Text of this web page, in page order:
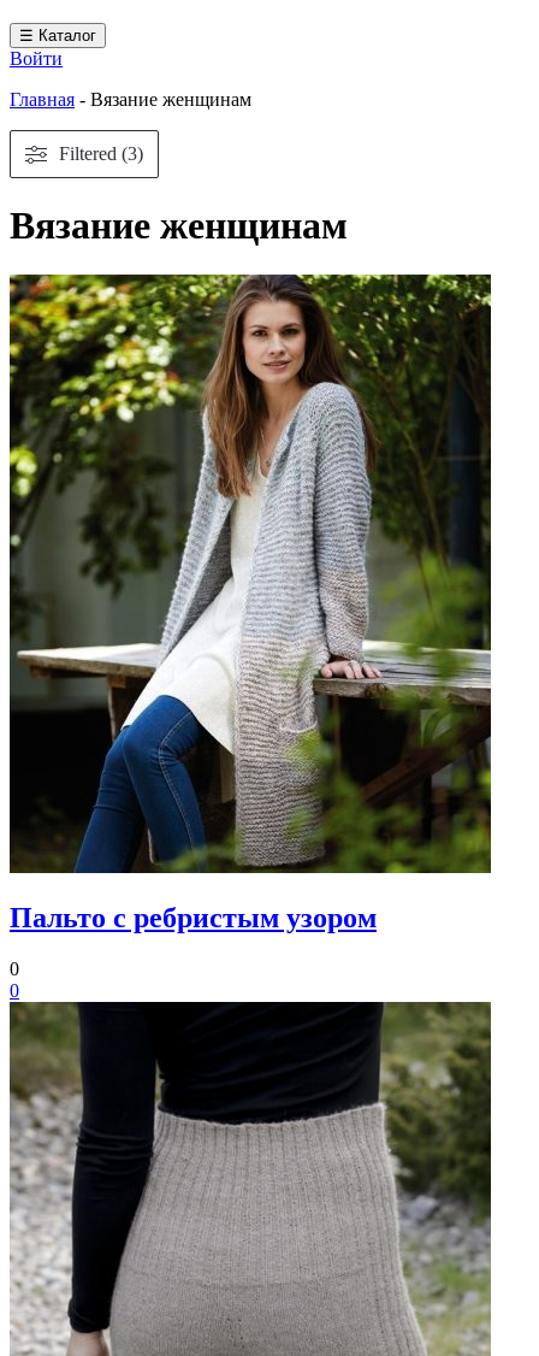
☰ Каталог
Войти
Главная - Вязание женщинам
Filtered (3)
Вязание женщинам
Пальто с ребристым узором
0
0